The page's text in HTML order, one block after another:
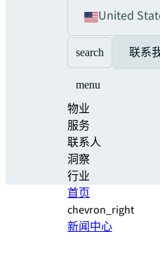
United
search 联系
menu
物业
服务
联系人
洞察
行业
首页
chevron_right
新闻中心